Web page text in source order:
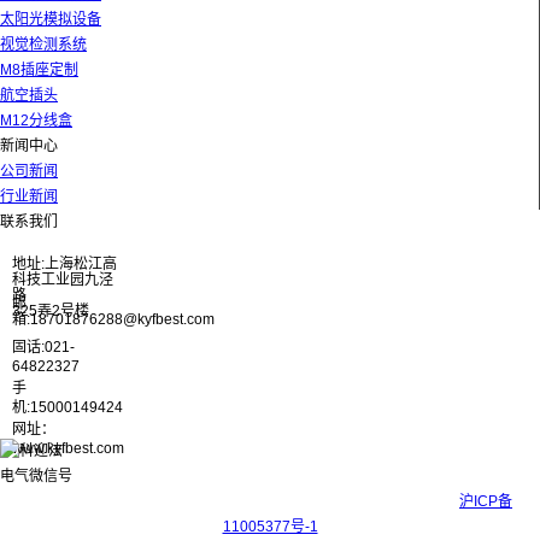
太阳光模拟设备
视觉检测系统
M8插座定制
航空插头
M12分线盒
新闻中心
公司新闻
行业新闻
联系我们
地址:上海松江高
科技工业园九泾
路
325弄2号楼
邮
箱:18701876288@kyfbest.com
固话:021-
64822327
手
机:15000149424
网址：
www.kyfbest.com
沪ICP备
11005377号-1